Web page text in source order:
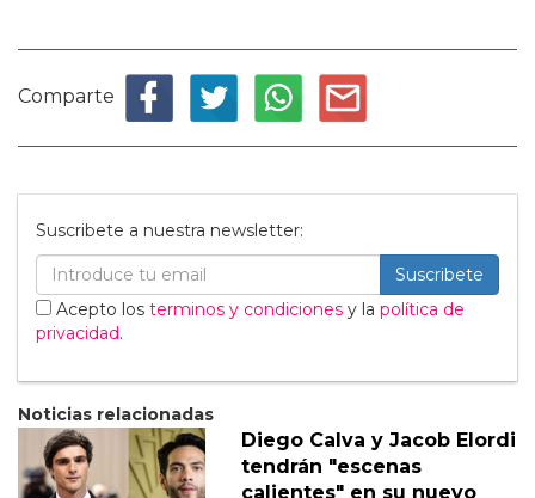
Comparte
Suscribete a nuestra newsletter:
Suscribete
Acepto los terminos y condiciones y la política de
privacidad.
Noticias relacionadas
Diego Calva y Jacob Elordi
tendrán "escenas
calientes" en su nuevo